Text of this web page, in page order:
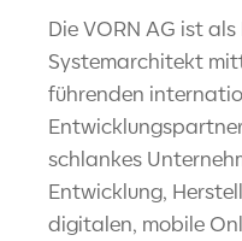
Die VORN AG ist
Systemarchitekt
führenden
schlankes
Entwicklung,
digitalen, mobile